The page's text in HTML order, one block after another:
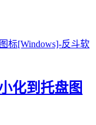
化到托盘图